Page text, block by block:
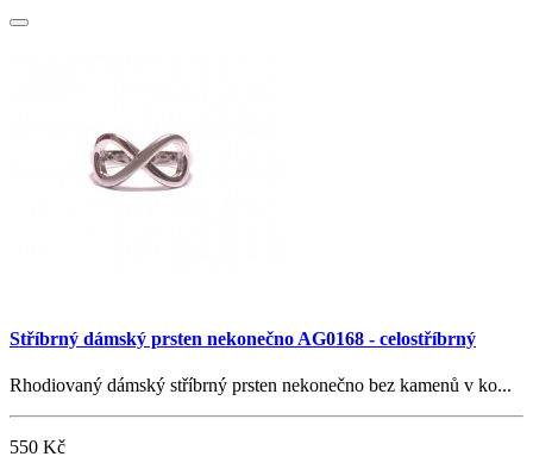
Stříbrný dámský prsten nekonečno AG0168 - celostříbrný
Rhodiovaný dámský stříbrný prsten nekonečno bez kamenů v ko...
550 Kč